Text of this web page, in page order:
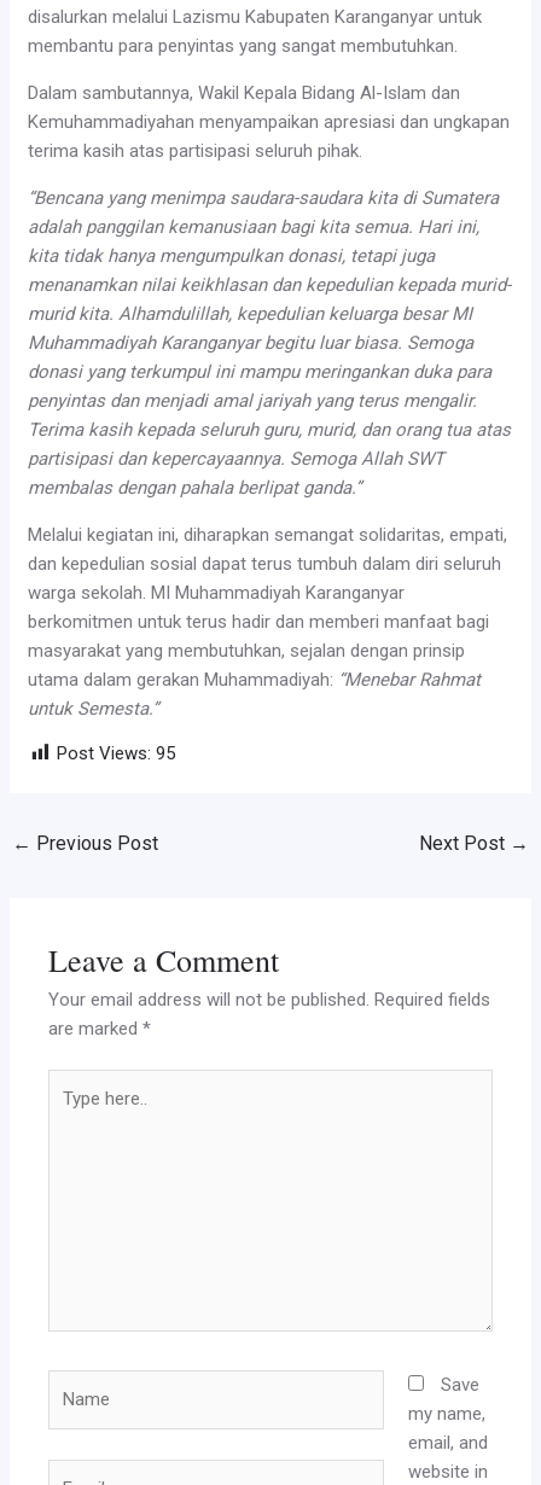
disalurkan melalui Lazismu Kabupaten Karanganyar untuk
membantu para penyintas yang sangat membutuhkan.
Dalam sambutannya, Wakil Kepala Bidang Al-Islam dan
Kemuhammadiyahan menyampaikan apresiasi dan ungkapan
terima kasih atas partisipasi seluruh pihak.
“Bencana yang menimpa saudara-saudara kita di Sumatera
adalah panggilan kemanusiaan bagi kita semua. Hari ini,
kita tidak hanya mengumpulkan donasi, tetapi juga
menanamkan nilai keikhlasan dan kepedulian kepada murid-
murid kita. Alhamdulillah, kepedulian keluarga besar MI
Muhammadiyah Karanganyar begitu luar biasa. Semoga
donasi yang terkumpul ini mampu meringankan duka para
penyintas dan menjadi amal jariyah yang terus mengalir.
Terima kasih kepada seluruh guru, murid, dan orang tua atas
partisipasi dan kepercayaannya. Semoga Allah SWT
membalas dengan pahala berlipat ganda.”
Melalui kegiatan ini, diharapkan semangat solidaritas, empati,
dan kepedulian sosial dapat terus tumbuh dalam diri seluruh
warga sekolah. MI Muhammadiyah Karanganyar
berkomitmen untuk terus hadir dan memberi manfaat bagi
masyarakat yang membutuhkan, sejalan dengan prinsip
utama dalam gerakan Muhammadiyah: “Menebar Rahmat
untuk Semesta.”
Post Views: 95
← Previous Post Next Post →
Leave a Comment
Your email address will not be published. Required fields
are marked*
here..
Save
my name,
email, and
website in